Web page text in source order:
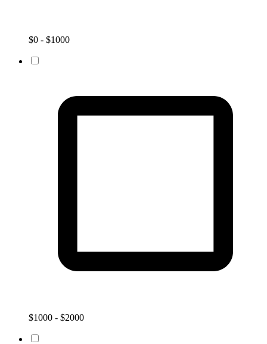
$0 - $1000
$1000 - $2000